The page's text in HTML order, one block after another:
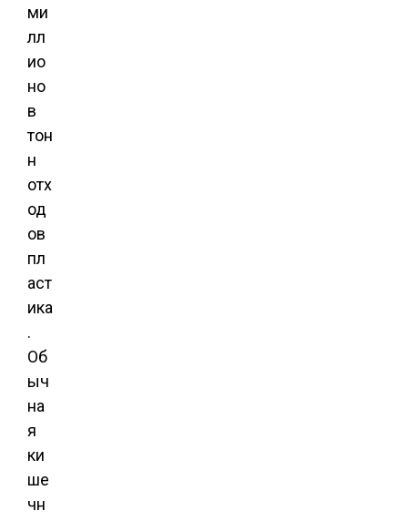
ми
лл
ио
но
в
тон
н
отх
од
ов
пл
аст
ика
.
Об
ыч
на
я
ки
ше
чн